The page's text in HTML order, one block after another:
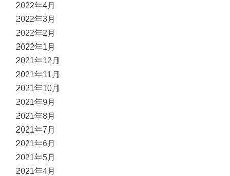
2022年4月
2022年3月
2022年2月
2022年1月
2021年12月
2021年11月
2021年10月
2021年9月
2021年8月
2021年7月
2021年6月
2021年5月
2021年4月